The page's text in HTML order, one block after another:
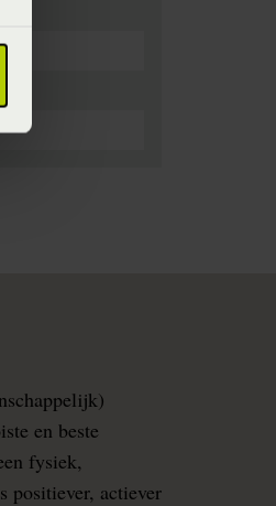
en beste
fysiek,
positiever, actiever